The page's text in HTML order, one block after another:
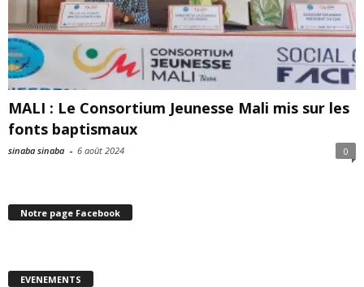
MALI : Le Consortium Jeunesse Mali mis sur les
fonts baptismaux
sinaba sinaba - 6 août 2024 0
Notre page Facebook
EVENEMENTS